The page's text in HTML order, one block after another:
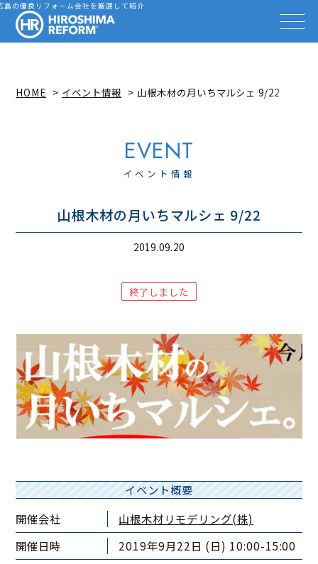
島の優良リフォーム会社を厳選して紹介
HIROSHIMA REFORM – 広島で
会社を探す
事例を見る
事例解説動画
イベント情報
広島リフォーム相談カウンター
HOME イベント情報 山根木材の月いちマルシェ 9/22
イベント情報
山根木材の月いちマルシェ 9/22
2019.09.20
終了しました
イベント概要
開催会社
山根木材リモデリング(株)
開催日時
2019年9月22日 (日) 10:00-15:00